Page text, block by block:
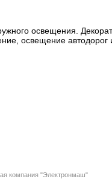
освещения.
освещение автодорог
компания "Электронмаш"